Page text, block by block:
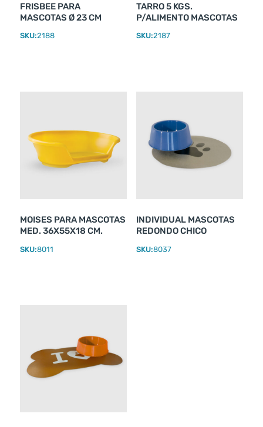
FRISBEE PARA
MASCOTAS Ø 23 CM
SKU:2188
TARRO 5 KGS.
P/ALIMENTO MASCOTAS
SKU:2187
MOISES PARA MASCOTAS
MED. 36X55X18 CM.
SKU:8011
INDIVIDUAL MASCOTAS
REDONDO CHICO
SKU:8037